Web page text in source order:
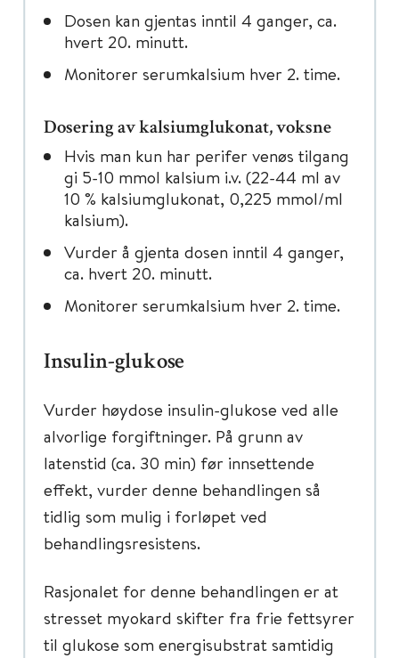
Dosen kan gjentas inntil 4 ganger, ca.
hvert 20. minutt.
Monitorer serumkalsium hver 2. time.
Dosering av kalsiumglukonat, voksne
Hvis man kun har perifer venøs tilgang
gi 5-10 mmol kalsium i.v. (22-44 ml av
10 % kalsiumglukonat, 0,225 mmol/ml
kalsium).
Vurder å gjenta dosen inntil 4 ganger,
ca. hvert 20. minutt.
Monitorer serumkalsium hver 2. time.
Insulin-glukose
Vurder høydose insulin-glukose ved alle
alvorlige forgiftninger. På grunn av
latenstid (ca. 30 min) før innsettende
effekt, vurder denne behandlingen så
tidlig som mulig i forløpet ved
behandlingsresistens.
Rasjonalet for denne behandlingen er at
stresset myokard skifter fra frie fettsyrer
til glukose som energisubstrat samtidig